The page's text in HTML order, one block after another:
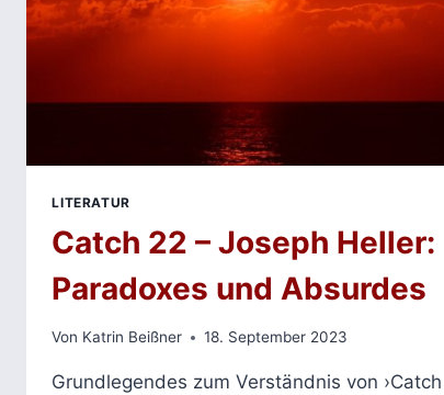
LITERATUR
Catch 22 – Joseph Heller:
Paradoxes und Absurdes
Von Katrin Beißner 18. September 2023
Grundlegendes zum Verständnis von ›Catch